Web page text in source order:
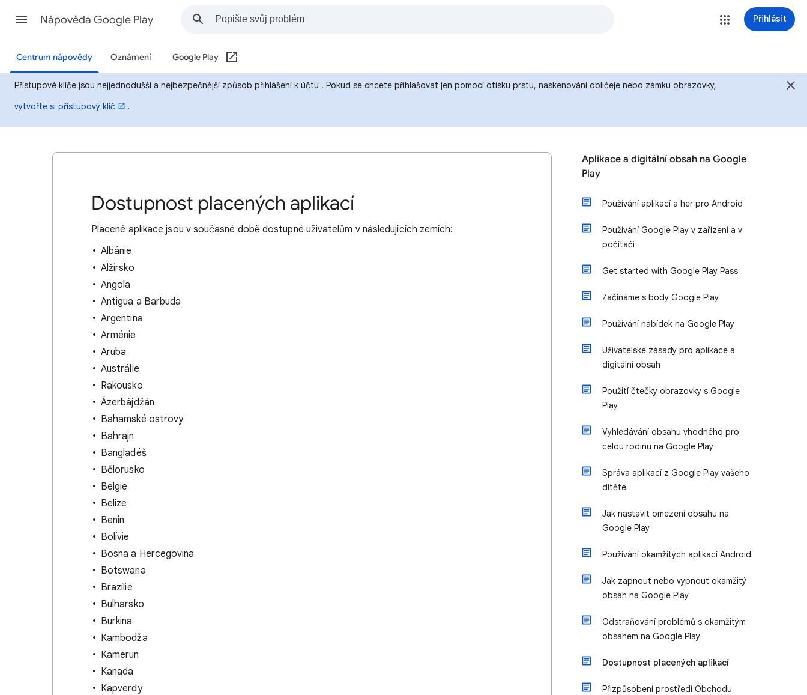
Nápověda Google Play Přihlásit
Centrum nápovědy Oznámení Google Play
Přístupové klíče jsou nejjednodušší a nejbezpečnější způsob přihlášení k účtu . Pokud se chcete přihlašovat jen pomocí otisku prstu, naskenování obličeje nebo zámku obrazovky,
vytvořte si přístupový klíč
.
Dostupnost placených aplikací
Placené aplikace jsou v současné době dostupné uživatelům v následujících zemích:
Albánie
Alžírsko
Angola
Antigua a Barbuda
Argentina
Arménie
Aruba
Austrálie
Rakousko
Ázerbájdžán
Bahamské ostrovy
Bahrajn
Bangladéš
Bělorusko
Belgie
Belize
Benin
Bolívie
Bosna a Hercegovina
Botswana
Brazílie
Bulharsko
Burkina
Kambodža
Kamerun
Kanada
Kapverdy
Aplikace a digitální obsah na Google
Play
Používání aplikací a her pro Android
Používání Google Play v zařízení a v
počítači
Get started with Google Play Pass
Začínáme s body Google Play
Používání nabídek na Google Play
Uživatelské zásady pro aplikace a
digitální obsah
Použití čtečky obrazovky s Google
Play
Vyhledávání obsahu vhodného pro
celou rodinu na Google Play
Správa aplikací z Google Play vašeho
dítěte
Jak nastavit omezení obsahu na
Google Play
Používání okamžitých aplikací Android
Jak zapnout nebo vypnout okamžitý
obsah na Google Play
Odstraňování problémů s okamžitým
obsahem na Google Play
Dostupnost placených aplikací
Přizpůsobení prostředí Obchodu